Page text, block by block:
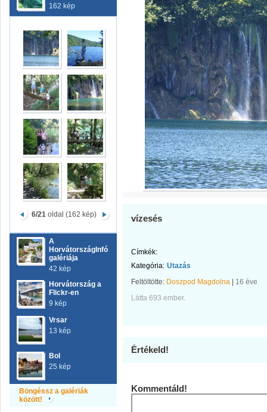
162 kép
6/21oldal (162 kép)
A
HorvátországInfó
galériája
42 kép
Horvátország a
Flickr-en
9 kép
Vrsar
13 kép
Bol
25 kép
Böngéssz a galériák
között!
vízesés
Címkék:
Kategória: Utazás
Feltöltötte: Doszpod Magdolna
16 éve
Látta 693 ember.
Értékeld!
Kommentáld!